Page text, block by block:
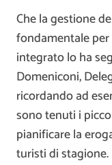
Che la gestione
fondamentale
integrato lo ha
Domeniconi,
ricordando ad
sono tenuti i
pianificare la
turisti di stagione.